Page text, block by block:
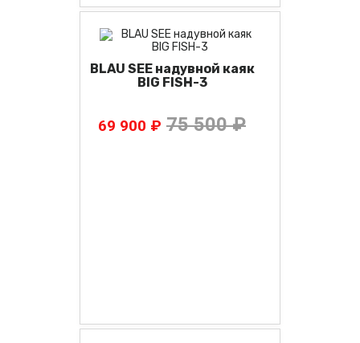
BLAU SEE надувной каяк
BIG FISH-3
69 900 ₽ 75 500 ₽